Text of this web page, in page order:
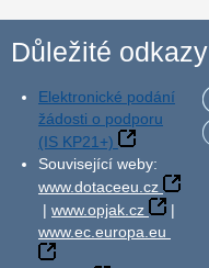
Důležité odkazy
Elektronické podání
žádosti o podporu
(IS KP21+)
Související weby:
www.dotaceeu.cz
| www.opjak.cz
|
www.ec.europa.eu